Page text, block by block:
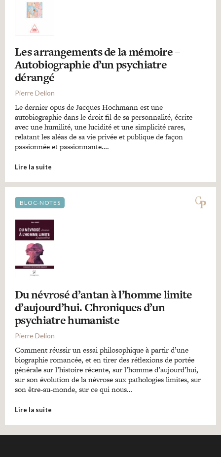
Les arrangements de la mémoire –
Autobiographie d’un psychiatre
dérangé
Pierre Delion
Le dernier opus de Jacques Hochmann est une
autobiographie dans le droit fil de sa personnalité, écrite
avec une humilité, une lucidité et une simplicité rares,
relatant les aléas de sa vie privée et publique de façon
passionnée et passionnante….
Lire la suite
BLOC-NOTES
Du névrosé d’antan à l’homme limite
d’aujourd’hui. Chroniques d’un
psychiatre humaniste
Pierre Delion
Comment réussir un essai philosophique à partir d’une
biographie romancée, et en tirer des réflexions de portée
générale sur l’histoire récente, sur l’homme d’aujourd’hui,
sur son évolution de la névrose aux pathologies limites, sur
son être-au-monde, sur ce qui nous…
Lire la suite